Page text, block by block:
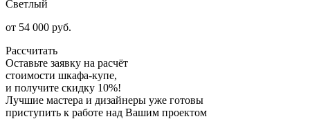
Светлый
от 54 000 руб.
Рассчитать
Оставьте заявку на расчёт
стоимости шкафа-купе,
и получите скидку 10%!
Лучшие мастера и дизайнеры уже готовы
приступить к работе над Вашим проектом